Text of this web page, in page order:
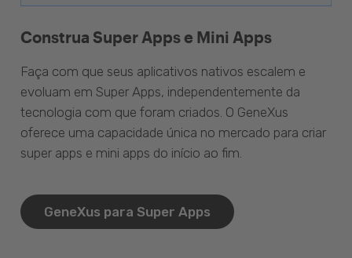
Construa Super Apps e Mini Apps
Faça com que seus aplicativos nativos escalem e
evoluam em Super Apps, independentemente da
tecnologia com que foram criados. O GeneXus
oferece uma capacidade única no mercado para criar
super apps e mini apps do início ao fim.
GeneXus para Super Apps